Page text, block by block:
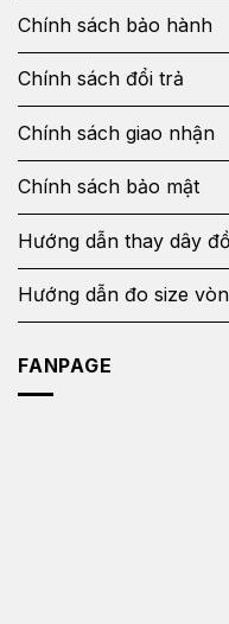
Chính sách bảo hành
Chính sách đổi trả
Chính sách giao nhận
Chính sách bảo mật
Hướng dẫn thay dây
Hướng dẫn đo size
FANPAGE